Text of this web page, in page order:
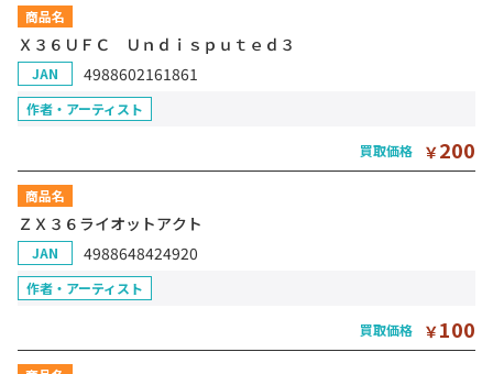
商品名
Ｘ３６ＵＦＣ Ｕｎｄｉｓｐｕｔｅｄ３
JAN 4988602161861
作者・アーティスト
買取価格 ￥200
商品名
ＺＸ３６ライオットアクト
JAN 4988648424920
作者・アーティスト
買取価格 ￥100